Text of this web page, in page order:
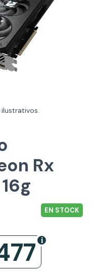
Rx
EN STOCK